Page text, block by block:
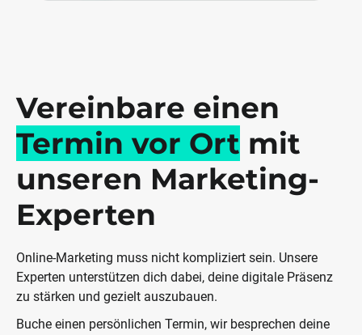
Vereinbare einen
Termin vor Ort mit
unseren Marketing-
Experten
Online-Marketing muss nicht kompliziert sein. Unsere
Experten unterstützen dich dabei, deine digitale Präsenz
zu stärken und gezielt auszubauen.
Buche einen persönlichen Termin, wir besprechen deine